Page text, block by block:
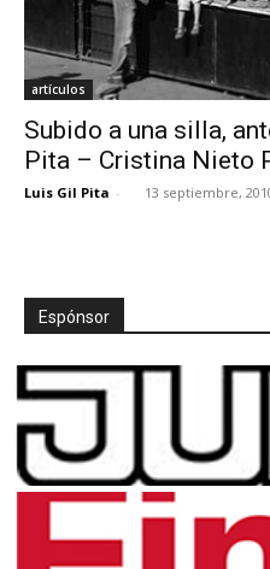
artículos
Subido a una silla,
Pita – Cristina Nieto
Luis Gil Pita - 13 septiembre,
Espónsor